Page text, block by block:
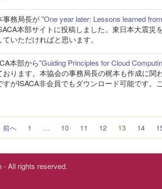
事務局長が"One year later: Lessons learned
本部サイトに投稿しました。東日本大震災
ていただければと思います。
本部から"Guiding Principles for Cloud
おります。本協会の事務局長の梶本も作成に
すがISACA非会員でもダウンロード可能です。
へ 1 10 11 12 13 （こ
の
ー
14
All rights reserved.